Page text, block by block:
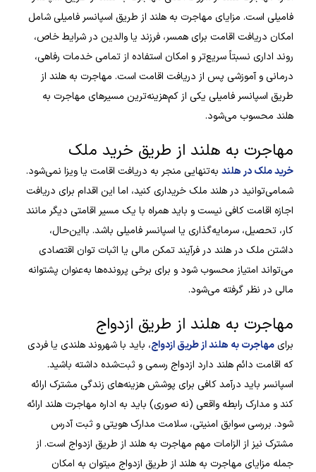
فامیلی است. مزایای مهاجرت به هلند از طریق اسپانسر فامیلی شامل
امکان دریافت اقامت برای همسر، فرزند یا والدین در شرایط خاص،
روند اداری نسبتاً سریع‌تر و امکان استفاده از تمامی خدمات رفاهی،
درمانی و آموزشی پس از دریافت اقامت است. مهاجرت به هلند از
طریق اسپانسر فامیلی یکی از کم‌هزینه‌ترین مسیرهای مهاجرت به
هلند محسوب می‌شود.
مهاجرت به هلند از طریق خرید ملک
خرید ملک در هلند به‌تنهایی منجر به دریافت اقامت یا ویزا نمی‌شود.
شمامی‌توانید در هلند ملک خریداری کنید، اما این اقدام برای دریافت
اجازه اقامت کافی نیست و باید همراه با یک مسیر اقامتی دیگر مانند
کار، تحصیل، سرمایه‌گذاری یا اسپانسر فامیلی باشد. بااین‌حال،
داشتن ملک در هلند در فرآیند تمکن مالی یا اثبات توان اقتصادی
می‌تواند امتیاز محسوب شود و برای برخی پرونده‌ها به‌عنوان پشتوانه
مالی در نظر گرفته می‌شود.
مهاجرت به هلند از طریق ازدواج
برایمهاجرت به هلند از طریق ازدواج، باید با شهروند هلندی یا فردی
که اقامت دائم هلند دارد ازدواج رسمی و ثبت‌شده داشته باشید.
اسپانسر باید درآمد کافی برای پوشش هزینه‌های زندگی مشترک ارائه
کند و مدارک رابطه واقعی (نه صوری) باید به اداره مهاجرت هلند ارائه
شود. بررسی سوابق امنیتی، سلامت مدارک هویتی و ثبت آدرس
مشترک نیز از الزامات مهم مهاجرت به هلند از طریق ازدواج است. از
جمله مزایای مهاجرت به هلند از طریق ازدواج میتوان به امکان